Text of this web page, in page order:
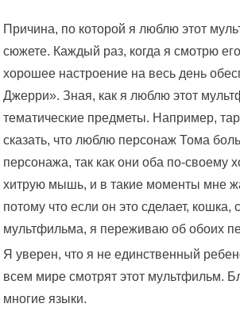
Причина, по которой я люблю этот
сюжете. Каждый раз, когда я смотрю
хорошее настроение на весь день
Джерри». Зная, как я люблю этот
тематические предметы. Например,
сказать, что люблю персонаж Тома
персонажа, так как они оба по-своему
хитрую мышь, и в такие моменты мне
потому что если он это сделает, кошка,
мультфильма, я переживаю об обоих
Я уверен, что я не единственный
всем мире смотрят этот мультфильм.
многие языки.